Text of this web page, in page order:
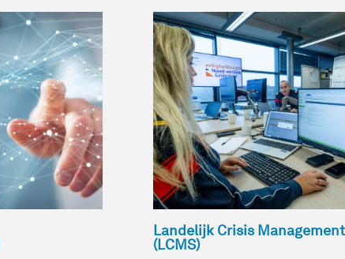
Landelijk Crisis
(LCMS)